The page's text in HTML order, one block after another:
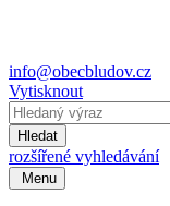
info@obecbludov.cz
Vytisknout
Hledat
rozšířené vyhledávání
Menu